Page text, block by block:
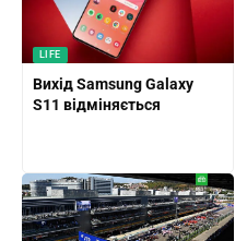
LIFE
Вихід Samsung Galaxy
S11 відміняється